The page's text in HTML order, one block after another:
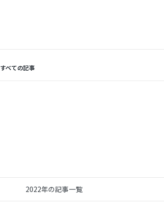
すべての記事
2022年の記事一覧